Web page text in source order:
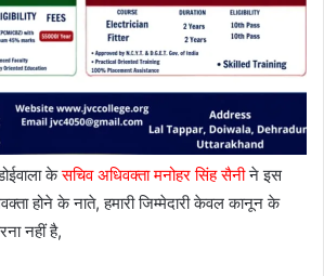
केसचिव अधिवक्ता मनोहर सिंह सैनीने इस
होने के नाते, हमारी जिम्मेदारी केवल कानून के
नहीं है,